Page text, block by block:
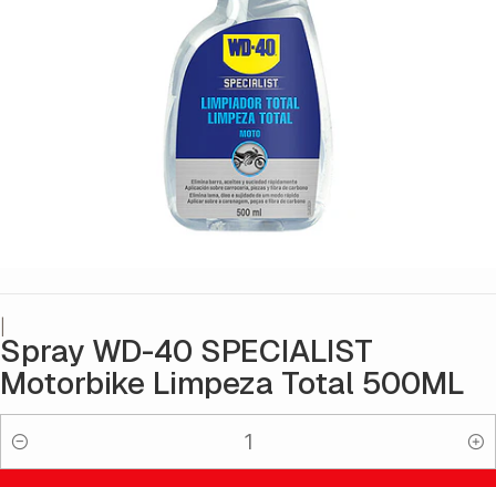
Spray WD-40 SPECIALIST
Motorbike Limpeza Total 500ML
Quantidade